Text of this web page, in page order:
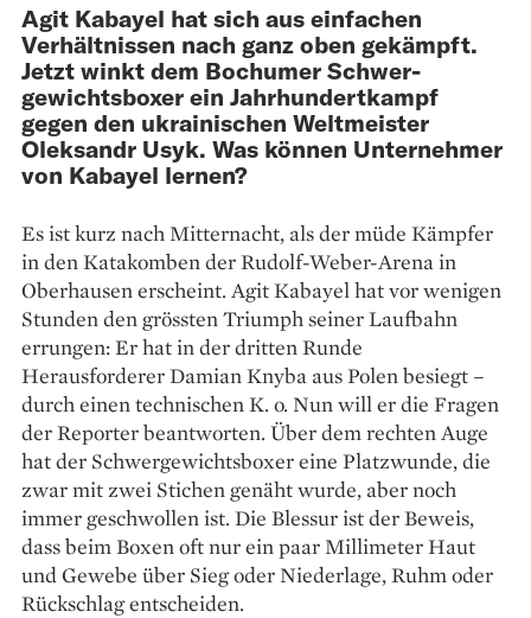
Agit Kabayel hat sich aus einfachen
Verhältnissen nach ganz oben gekämpft.
Jetzt winkt dem Bochumer Schwer­
gewichtsboxer ein Jahrhundertkampf
gegen den ­ukrainischen Weltmeister
Oleksandr Usyk. Was können ­Unternehmer
von ­Kabayel lernen?
Es ist kurz nach Mitternacht, als der müde Kämpfer
in den Katakomben der Rudolf-Weber-Arena in
Ober­hausen erscheint. Agit Kabayel hat vor wenigen
Stunden den grössten Triumph seiner Laufbahn
errungen: Er hat in der dritten Runde
Herausforderer Damian Knyba aus Polen besiegt –
durch einen technischen K. o. Nun will er die Fragen
der Reporter beantworten. Über dem rechten Auge
hat der Schwergewichtsboxer eine Platzwunde, die
zwar mit zwei Stichen genäht wurde, aber noch
immer geschwollen ist. Die Blessur ist der Beweis,
dass beim Boxen oft nur ein paar Millimeter Haut
und Gewebe über Sieg oder Niederlage, Ruhm oder
Rückschlag entscheiden.